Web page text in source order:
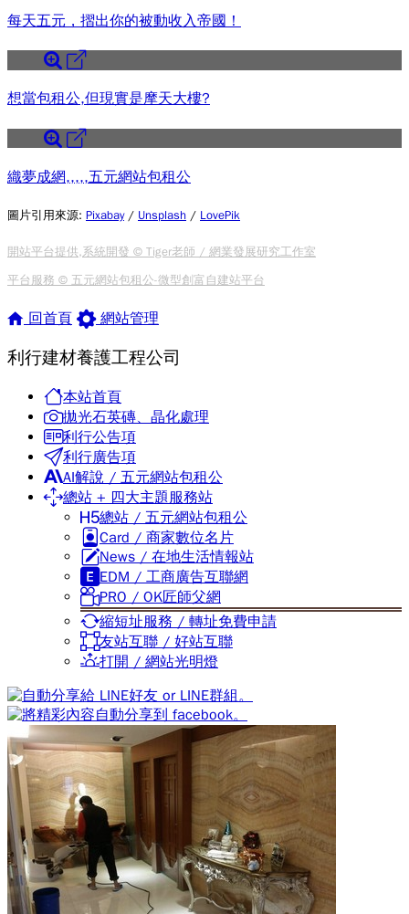
每天五元，摺出你的被動收入帝國！
想當包租公,但現實是摩天大樓?
織夢成網,,,,,五元網站包租公
圖片引用來源: Pixabay/ Unsplash / LovePik
開站平台提供,系統開發 © Tiger老師 / 網業發展研究工作室
平台服務 © 五元網站包租公-微型創富自建站平台
回首頁 網站管理
利行建材養護工程公司
本站首頁
拋光石英磚、晶化處理
利行公告項
利行廣告項
AI解說 / 五元網站包租公
總站 + 四大主題服務站
總站 / 五元網站包租公
Card / 商家數位名片
News / 在地生活情報站
EDM / 工商廣告互聯網
PRO / OK匠師父網
縮短址服務 / 轉址免費申請
友站互聯 / 好站互聯
打開 / 網站光明燈